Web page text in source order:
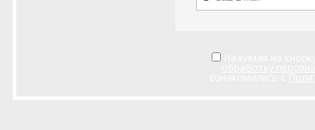
Нажимая на